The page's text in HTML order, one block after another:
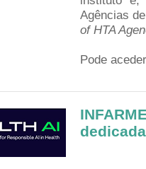
Agências
of HTA
Pode